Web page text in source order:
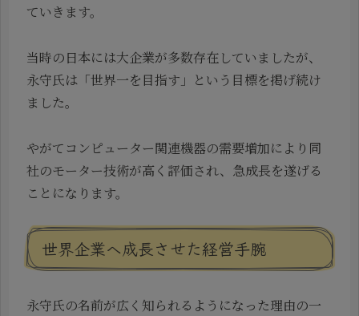
ていきます。
当時の日本には大企業が多数存在していましたが、
永守氏は「世界一を目指す」という目標を掲げ続け
ました。
やがてコンピューター関連機器の需要増加により同
社のモーター技術が高く評価され、急成長を遂げる
ことになります。
世界企業へ成長させた経営手腕
永守氏の名前が広く知られるようになった理由の一